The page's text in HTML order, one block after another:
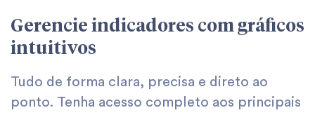
Gerencie indicadores com gráficos
intuitivos
Tudo de forma clara, precisa e direto ao
ponto. Tenha acesso completo aos principais